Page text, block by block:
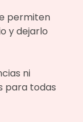
permiten
y dejarlo
ni
para todas